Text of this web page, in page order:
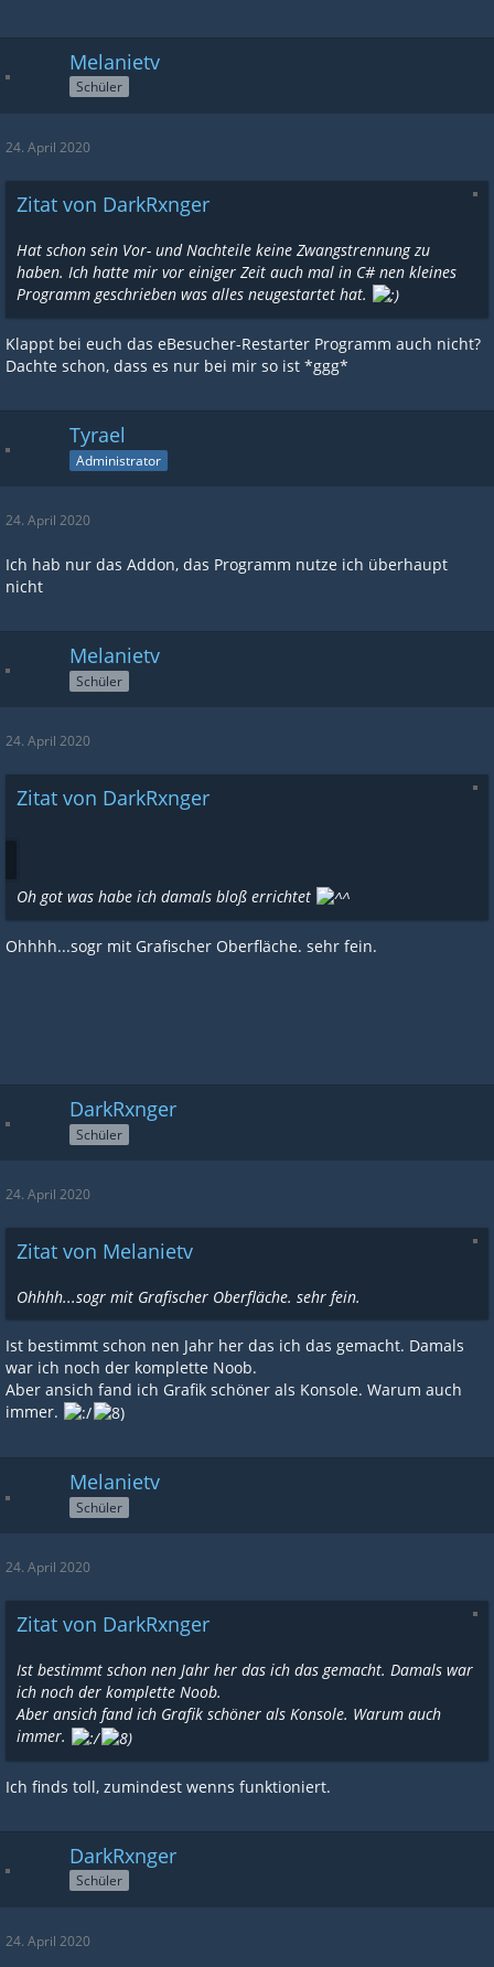
Melanietv
Schüler
24. April 2020
Zitat von DarkRxnger
Hat schon sein Vor- und Nachteile keine Zwangstrennung zu
haben. Ich hatte mir vor einiger Zeit auch mal in C# nen kleines
Programm geschrieben was alles neugestartet hat.
Klappt bei euch das eBesucher-Restarter Programm auch nicht?
Dachte schon, dass es nur bei mir so ist *ggg*
Tyrael
Administrator
24. April 2020
Ich hab nur das Addon, das Programm nutze ich überhaupt
nicht
Melanietv
Schüler
24. April 2020
Zitat von DarkRxnger
Oh got was habe ich damals bloß errichtet
Ohhhh...sogr mit Grafischer Oberfläche. sehr fein.
DarkRxnger
Schüler
24. April 2020
Zitat von Melanietv
Ohhhh...sogr mit Grafischer Oberfläche. sehr fein.
Ist bestimmt schon nen Jahr her das ich das gemacht. Damals
war ich noch der komplette Noob.
Aber ansich fand ich Grafik schöner als Konsole. Warum auch
immer.
Melanietv
Schüler
24. April 2020
Zitat von DarkRxnger
Ist bestimmt schon nen Jahr her das ich das gemacht. Damals war
ich noch der komplette Noob.
Aber ansich fand ich Grafik schöner als Konsole. Warum auch
immer.
Ich finds toll, zumindest wenns funktioniert.
DarkRxnger
Schüler
24. April 2020